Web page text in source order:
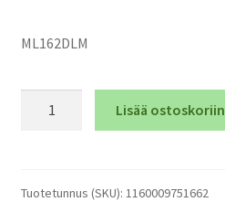
ML162DLM
Alkuperäinen
Lisää ostoskoriin
Tuotetunnus (SKU): 1160009751662